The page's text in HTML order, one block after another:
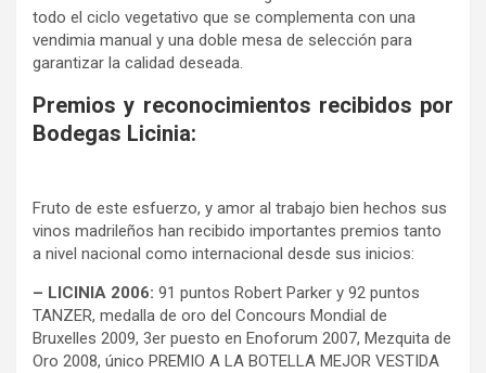
todo el ciclo vegetativo que se complementa con una
vendimia manual y una doble mesa de selección para
garantizar la calidad deseada.
Premios y reconocimientos recibidos por
Bodegas Licinia:
Fruto de este esfuerzo, y amor al trabajo bien hechos sus
vinos madrileños han recibido importantes premios tanto
a nivel nacional como internacional desde sus inicios:
– LICINIA 2006: 91 puntos Robert Parker y 92 puntos
TANZER, medalla de oro del Concours Mondial de
Bruxelles 2009, 3er puesto en Enoforum 2007, Mezquita de
Oro 2008, único PREMIO A LA BOTELLA MEJOR VESTIDA